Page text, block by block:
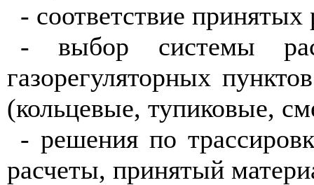
- соответствие
- выбор системы
газорегуляторных
(кольцевые, тупиковые,
- решения по
расчеты, принятый